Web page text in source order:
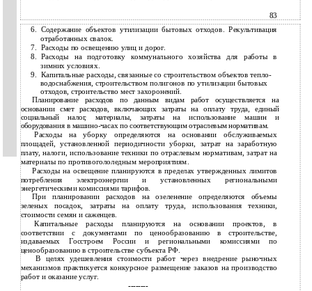
83
6. Содержание объектов утилизации бытовых отходов. Рекультивация
отработанных свалок.
7. Расходы по освещению улиц и дорог.
8.
Расходы на подготовку коммунального хозяйства для работы в
зимних условиях.
9. Капитальные расходы, связанные со строительством объектов тепло-
водоснабжения, строительством полигонов по утилизации бытовых
отходов, строительство мест захоронений.
Планирование расходов по данным видам работ осуществляется на
основании смет расходов, включающих затраты на оплату труда, единый
социальный налог, материалы, затраты на использование машин и
оборудования в машино-часах по соответствующим отраслевым нормативам.
Расходы на уборку определяются на основании обслуживаемых
площадей, установленной периодичности уборки, затрат на заработную
плату, налоги, использование техники по отраслевым нормативам, затрат на
материалы по противогололедным мероприятиям.
Расходы на освещение планируются в пределах утвержденных лимитов
потребления электроэнергии и установленных региональными
энергетическими комиссиями тарифов.
При планировании расходов на озеленение определяются объемы
зеленых посадок, затраты на оплату труда, использования техники,
стоимости семян и саженцев.
Капитальные расходы планируются на основании проектов, в
соответствии с документами по ценообразованию в строительстве,
издаваемых Госстроем России и региональными комиссиями по
ценообразованию в строительстве субъекта РФ.
В целях удешевления стоимости работ через внедрение рыночных
механизмов практикуется конкурсное размещение заказов на производство
работ и оказание услуг.
--------